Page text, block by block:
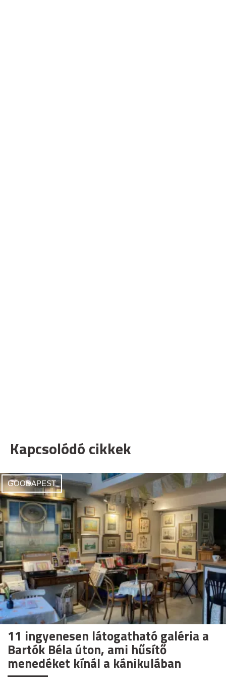
Kapcsolódó cikkek
GOODAPEST
11 ingyenesen látogatható galéria a
Bartók Béla úton, ami hűsítő
menedéket kínál a kánikulában